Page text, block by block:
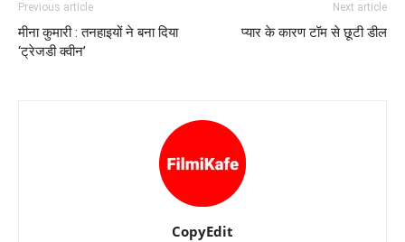
Previous article
मीना कुमारी : तनहाइयों ने बना दिया
‘ट्रेजडी क्वीन’
Next article
प्‍यार के कारण टॉम से छूटी डील
CopyEdit